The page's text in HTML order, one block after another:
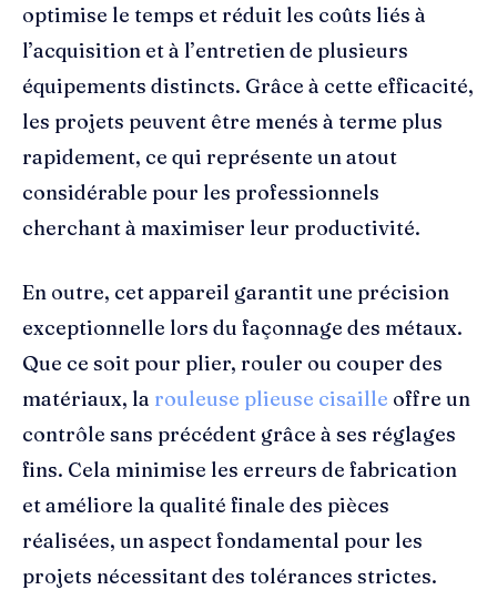
optimise le temps et réduit les coûts liés à
l’acquisition et à l’entretien de plusieurs
équipements distincts. Grâce à cette efficacité,
les projets peuvent être menés à terme plus
rapidement, ce qui représente un atout
considérable pour les professionnels
cherchant à maximiser leur productivité.
En outre, cet appareil garantit une précision
exceptionnelle lors du façonnage des métaux.
Que ce soit pour plier, rouler ou couper des
matériaux, la rouleuse plieuse cisaille offre un
contrôle sans précédent grâce à ses réglages
fins. Cela minimise les erreurs de fabrication
et améliore la qualité finale des pièces
réalisées, un aspect fondamental pour les
projets nécessitant des tolérances strictes.